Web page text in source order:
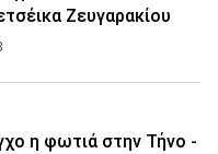
Ζευγαρακίου
η φωτιά στην Τήνο -